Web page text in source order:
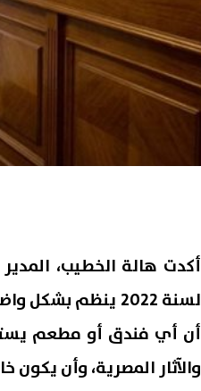
لسنة 2022 ينظم
أن أي فندق أو مطعم
والآثار المصرية، وأن يكون